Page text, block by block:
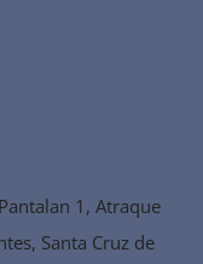
1, Atraque
Santa Cruz de